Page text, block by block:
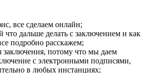
все сделаем онлайн;
дальше делать с заключением и как
подробно расскажем;
заключения, потому что мы даем
с электронными подписями,
в любых инстанциях;